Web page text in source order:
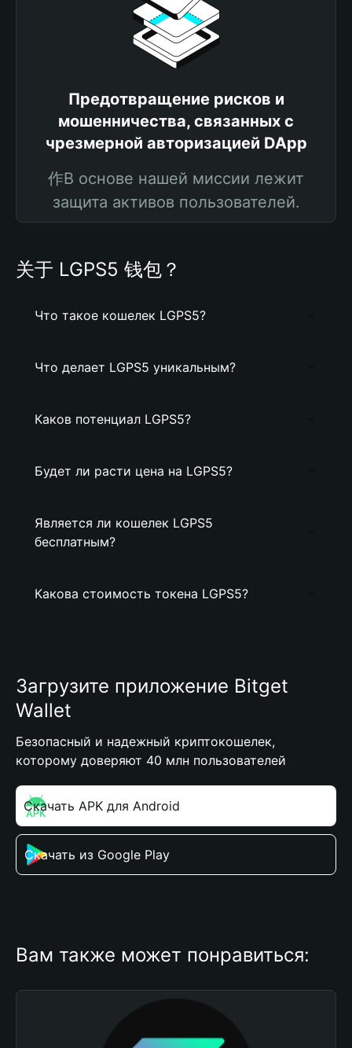
Предотвращение рисков и
мошенничества, связанных с
чрезмерной авторизацией DApp
作В основе нашей миссии лежит
защита активов пользователей.
关于 LGPS5 钱包？
Что такое кошелек LGPS5?
Что делает LGPS5 уникальным?
Каков потенциал LGPS5?
Будет ли расти цена на LGPS5?
Является ли кошелек LGPS5
бесплатным?
Какова стоимость токена LGPS5?
Загрузите приложение Bitget
Wallet
Безопасный и надежный криптокошелек,
которому доверяют 40 млн пользователей
Скачать APK для Android
Скачать из Google Play
Вам также может понравиться: